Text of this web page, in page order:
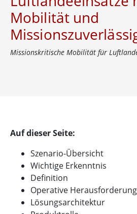
Mobilität und
Missionskritische Mobilität für
Auf dieser Seite:
Szenario-Übersicht
Wichtige Erkenntnis
Definition
Operative Herausforderung
Lösungsarchitektur